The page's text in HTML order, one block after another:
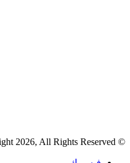
© Copyright 2026, All Rights Reserved |